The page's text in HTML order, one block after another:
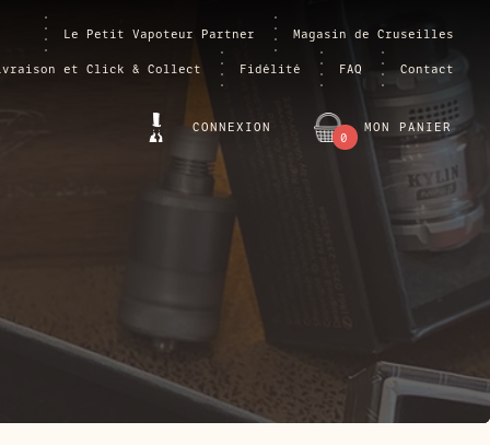
Le Petit Vapoteur Partner Magasin de Cruseilles
et Click & Collect Fidélité FAQ Contact
CONNEXION MON PANIER
0
ARTICLE